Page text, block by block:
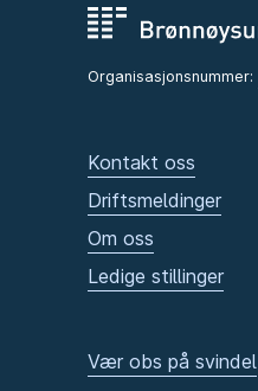
Organisasjonsnummer:
Kontakt oss
Driftsmeldinger
Om oss
Ledige stillinger
Vær obs på svindel